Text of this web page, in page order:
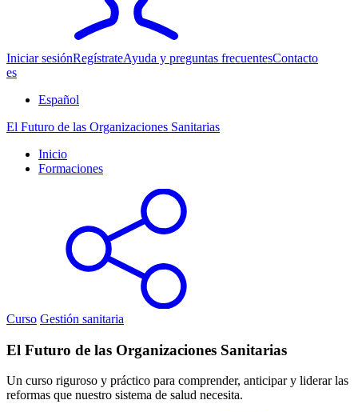
Iniciar sesiónRegístrateAyuda y preguntas frecuentesContacto
es
Español
El Futuro de las Organizaciones Sanitarias
Inicio
Formaciones
Curso Gestión sanitaria
El Futuro de las Organizaciones Sanitarias
Un curso riguroso y práctico para comprender, anticipar y liderar las
reformas que nuestro sistema de salud necesita.